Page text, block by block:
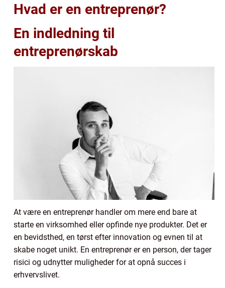
Hvad er en entreprenør?
En indledning til
entreprenørskab
At være en entreprenør handler om mere end bare at
starte en virksomhed eller opfinde nye produkter. Det er
en bevidsthed, en tørst efter innovation og evnen til at
skabe noget unikt. En entreprenør er en person, der tager
risici og udnytter muligheder for at opnå succes i
erhvervslivet.